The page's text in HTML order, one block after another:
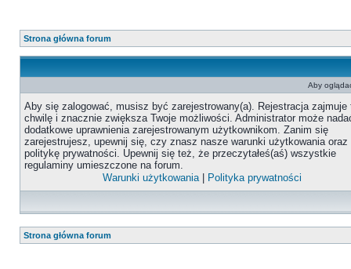
Strona główna forum
Aby
Aby się zalogować, musisz być zarejestrowany(a). Rejestracja zajmuje
chwilę i znacznie zwiększa Twoje możliwości. Administrator może
dodatkowe uprawnienia zarejestrowanym użytkownikom. Zanim się
zarejestrujesz, upewnij się, czy znasz nasze warunki użytkowania oraz
politykę prywatności. Upewnij się też, że przeczytałeś(aś) wszystkie
regulaminy umieszczone na forum.
Warunki użytkowania| Polityka prywatności
Strona główna forum